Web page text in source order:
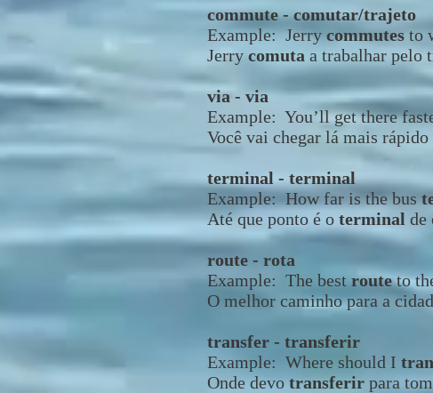
commute - comutar/trajeto
Example: Jerry commutes to
Jerry comuta a trabalhar pelo
via - via
Example: You’ll get there
Você vai chegar lá mais rápido
terminal - terminal
Example: How far is the bus
Até que ponto é o terminal de
route - rota
Example: The best routeto
O melhor caminho para a
transfer - transferir
Example: Where should I
Onde devo transferir para